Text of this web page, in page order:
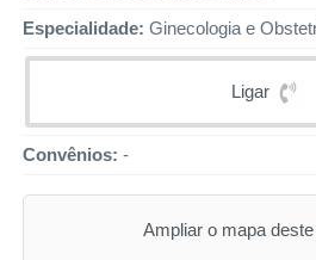
Especialidade: Ginecologia e
Ligar
Convênios: -
Ampliar o mapa